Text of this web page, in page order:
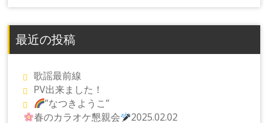
最近の投稿
歌謡最前線
PV出来ました！
”なつきようこ”
春のカラオケ懇親会
2025.02.02